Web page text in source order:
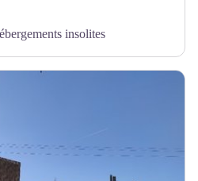
insolites